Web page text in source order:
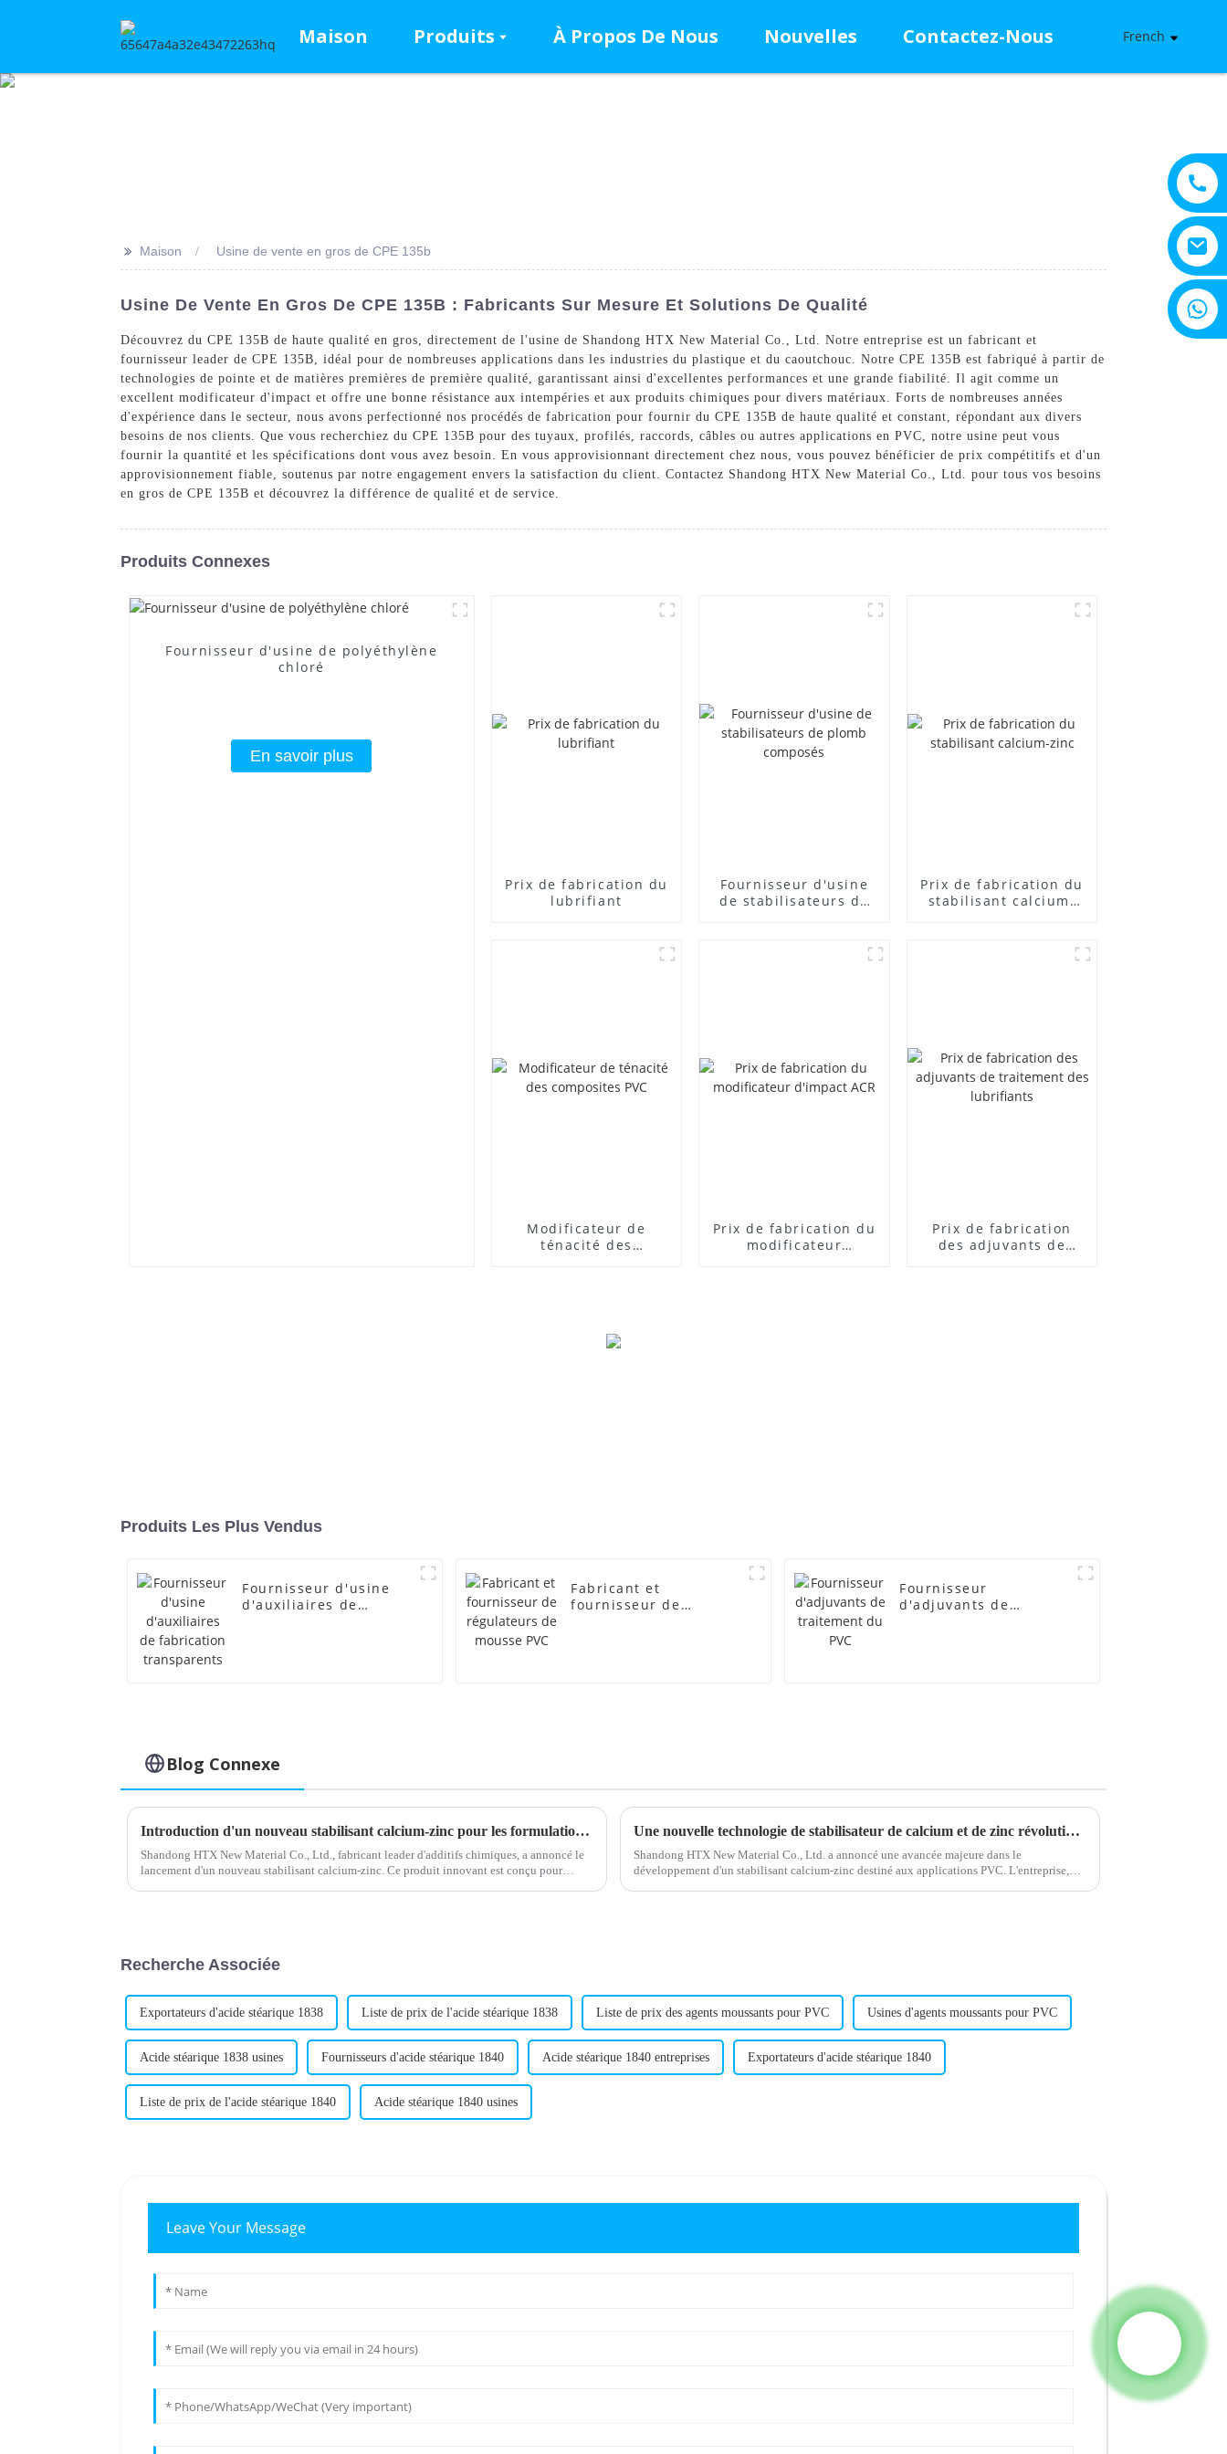
Maison Produits À Propos De Nous Nouvelles Contactez-Nous French
>> Maison Usine de vente en gros de CPE 135b
Usine De Vente En Gros De CPE 135B : Fabricants Sur Mesure Et Solutions De Qualité
Découvrez du CPE 135B de haute qualité en gros, directement de l'usine de Shandong HTX New Material Co., Ltd. Notre entreprise est un fabricant et
fournisseur leader de CPE 135B, idéal pour de nombreuses applications dans les industries du plastique et du caoutchouc. Notre CPE 135B est fabriqué à partir de
technologies de pointe et de matières premières de première qualité, garantissant ainsi d'excellentes performances et une grande fiabilité. Il agit comme un
excellent modificateur d'impact et offre une bonne résistance aux intempéries et aux produits chimiques pour divers matériaux. Forts de nombreuses années
d'expérience dans le secteur, nous avons perfectionné nos procédés de fabrication pour fournir du CPE 135B de haute qualité et constant, répondant aux divers
besoins de nos clients. Que vous recherchiez du CPE 135B pour des tuyaux, profilés, raccords, câbles ou autres applications en PVC, notre usine peut vous
fournir la quantité et les spécifications dont vous avez besoin. En vous approvisionnant directement chez nous, vous pouvez bénéficier de prix compétitifs et d'un
approvisionnement fiable, soutenus par notre engagement envers la satisfaction du client. Contactez Shandong HTX New Material Co., Ltd. pour tous vos besoins
en gros de CPE 135B et découvrez la différence de qualité et de service.
Produits Connexes
Fournisseur d'usine de polyéthylène
chloré
En savoir plus
Prix ​​de fabrication du
lubrifiant
Fournisseur d'usine
de stabilisateurs de
Prix ​​de fabrication du
stabilisant calcium-
Modificateur de
ténacité des
Prix ​​de fabrication du
modificateur
Prix ​​de fabrication
des adjuvants de
Produits Les Plus Vendus
Fournisseur d'usine
d'auxiliaires de
Fabricant et
fournisseur de
Fournisseur
d'adjuvants de
Blog Connexe
Introduction d'un nouveau stabilisant calcium-zinc pour les formulations de PVC
Shandong HTX New Material Co., Ltd., fabricant leader d'additifs chimiques, a annoncé le
lancement d'un nouveau stabilisant calcium-zinc. Ce produit innovant est conçu pour
Une nouvelle technologie de stabilisateur de calcium et de zinc révolutionne les processus industriels
Shandong HTX New Material Co., Ltd. a annoncé une avancée majeure dans le
développement d'un stabilisant calcium-zinc destiné aux applications PVC. L'entreprise,
Recherche Associée
Exportateurs d'acide stéarique 1838 Liste de prix de l'acide stéarique 1838 Liste de prix des agents moussants pour PVC Usines d'agents moussants pour PVC
Acide stéarique 1838 usines Fournisseurs d'acide stéarique 1840 Acide stéarique 1840 entreprises Exportateurs d'acide stéarique 1840
Liste de prix de l'acide stéarique 1840 Acide stéarique 1840 usines
Leave Your Message